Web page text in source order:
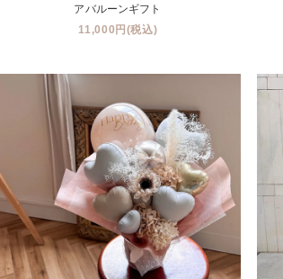
アバルーンギフト
11,000円(税込)